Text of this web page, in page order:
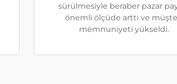
sürülmesiyle beraber pazar
önemli ölçüde arttı ve
memnuniyeti yükseldi.